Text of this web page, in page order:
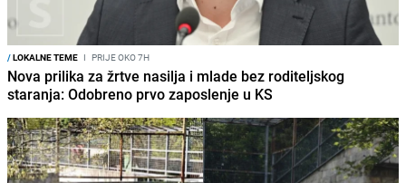
/LOKALNE TEME I PRIJE OKO 7H
Nova prilika za žrtve nasilja i mlade bez roditeljskog
staranja: Odobreno prvo zaposlenje u KS